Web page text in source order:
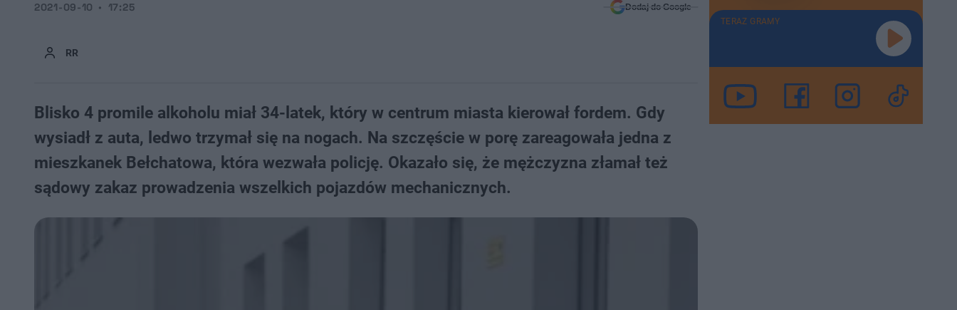
RR
2021-09-10 17:25 Dodaj do Google
Blisko 4 promile alkoholu miał 34-latek, który w centrum miasta kierował fordem. Gdy
wysiadł z auta, ledwo trzymał się na nogach. Na szczęście w porę zareagowała jedna z
mieszkanek Bełchatowa, która wezwała policję. Okazało się, że mężczyzna złamał też
sądowy zakaz prowadzenia wszelkich pojazdów mechanicznych.
TERAZ GRAMY